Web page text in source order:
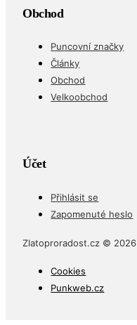
Obchod
Puncovní značky
Články
Obchod
Velkoobchod
Účet
Přihlásit se
Zapomenuté heslo
Zlatoproradost.cz © 2026
Cookies
Punkweb.cz